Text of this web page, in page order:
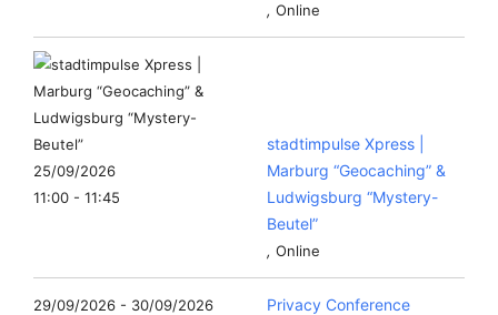
, Online
25/09/2026
11:00 - 11:45
stadtimpulse Xpress |
Marburg “Geocaching” &
Ludwigsburg “Mystery-
Beutel”
, Online
29/09/2026 - 30/09/2026
Privacy Conference